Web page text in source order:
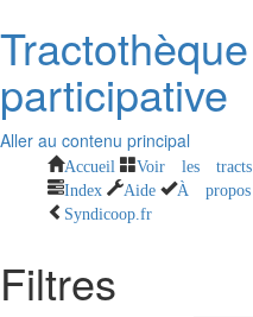
Tractothèque
participative
Aller au contenu principal
Accueil Voir les tracts
Index
Aide À propos
Syndicoop.fr
Filtres